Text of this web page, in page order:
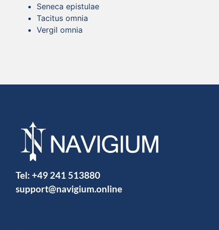
Seneca epistulae
Tacitus omnia
Vergil omnia
Tel: +49 241 513880
support@navigium.online